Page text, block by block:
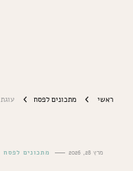
ראשי מתכונים לפסח
מרץ 28, 2026 מתכונים לפסח